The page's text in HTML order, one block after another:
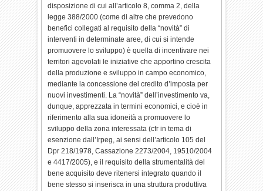
disposizione di cui all’articolo 8, comma 2, della
legge 388/2000 (come di altre che prevedono
benefici collegati al requisito della “novità” di
interventi in determinate aree, di cui si intende
promuovere lo sviluppo) è quella di incentivare nei
territori agevolati le iniziative che apportino crescita
della produzione e sviluppo in campo economico,
mediante la concessione del credito d’imposta per
nuovi investimenti. La “novità” dell’investimento va,
dunque, apprezzata in termini economici, e cioè in
riferimento alla sua idoneità a promuovere lo
sviluppo della zona interessata (cfr in tema di
esenzione dall’Irpeg, ai sensi dell’articolo 105 del
Dpr 218/1978, Cassazione 2273/2004, 19510/2004
e 4417/2005), e il requisito della strumentalità del
bene acquisito deve ritenersi integrato quando il
bene stesso si inserisca in una struttura produttiva